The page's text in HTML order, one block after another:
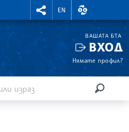
RIGHTMENU.SOCIAL
EN
ВАЛУТНИ
ВАШАТА БТА
ВХОД
Нямате профил?